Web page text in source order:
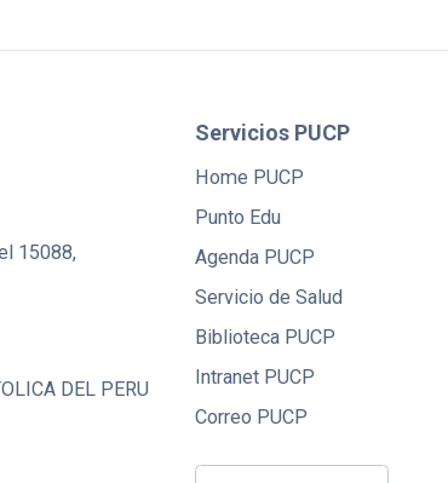
15088,
DEL PERU
Servicios PUCP
Home PUCP
Punto Edu
Agenda PUCP
Servicio de Salud
Biblioteca PUCP
Intranet PUCP
Correo PUCP